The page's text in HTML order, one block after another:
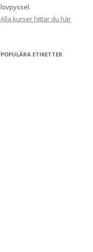
lovpyssel.
Alla kurser hittar du här
POPULÄRA ETIKETTER